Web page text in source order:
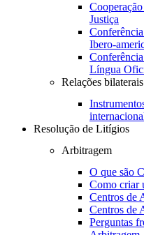
Justiça
Ibero-
Língua
Relações bilaterais
Resolução de Litígios
Arbitragem
O que são
Como criar
Centros de
Centros de
Perguntas